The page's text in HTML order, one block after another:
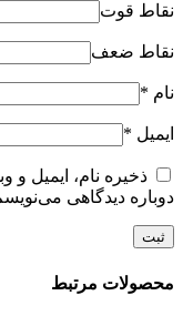
نقاط قوت
نقاط ضعف
نام *
ایمیل *
ذخیره نام، ایمیل
دوباره دیدگاهی
محصولات مرتبط